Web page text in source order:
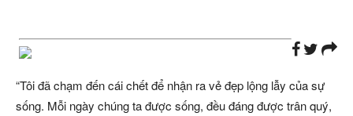
“Tôi đã chạm đến cái chết để nhận ra vẻ đẹp lộng lẫy của sự
sống. Mỗi ngày chúng ta được sống, đều đáng được trân quý,